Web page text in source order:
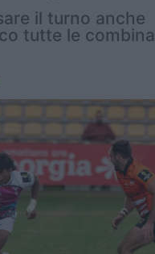
Championship
il turno anche
tutte le